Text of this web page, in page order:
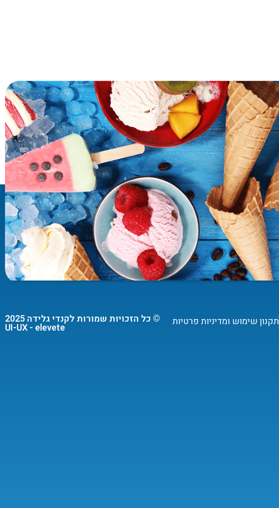
תקנון שימוש ומדיניות פרטיות © כל הזכויות שמורות לקנדי גלידה 2025
UI-UX - elevete